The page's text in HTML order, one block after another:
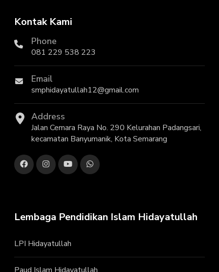
Kontak Kami
Phone
081 229 538 223
Email
smphidayatullah12@gmail.com
Address
Jalan Cemara Raya No. 290 Kelurahan Padangsari,
kecamatan Banyumanik, Kota Semarang
Lembaga Pendidikan Islam Hidayatullah
LPI Hidayatullah
Paud Islam Hidayatullah